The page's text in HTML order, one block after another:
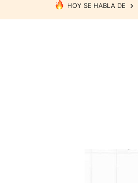
HOY SE HABLA DE